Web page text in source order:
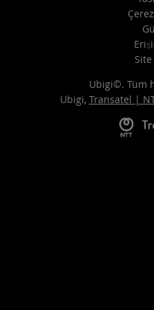
Ubigi©. Tüm
Ubigi, Transatel |